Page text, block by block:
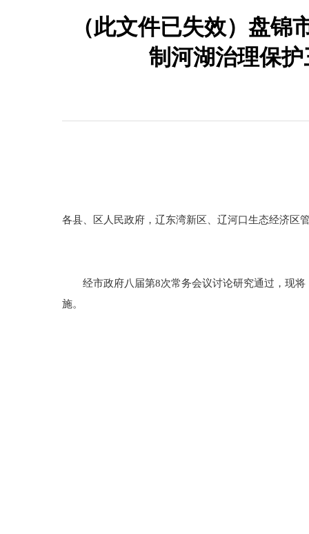
（此文件已失效）盘
制河湖治理保
各县、区人民政府，辽东湾新区、辽河口生态经济区
经市政府八届第8次常务会议讨论研究通过，现将
施。